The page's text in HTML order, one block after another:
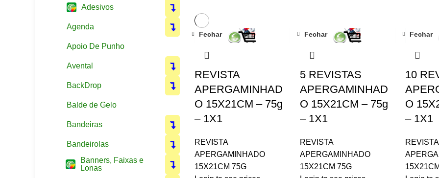
Adesivos
Agenda
Apoio De Punho
Avental
BackDrop
Balde de Gelo
Bandeiras
Bandeirolas
Banners, Faixas e
Lonas
Fechar
REVISTA
APERGAMINHAD
O 15X21CM – 75g
– 1X1
REVISTA
APERGAMINHADO
15X21CM 75G
Fechar
5 REVISTAS
APERGAMINHAD
O 15X21CM – 75g
– 1X1
REVISTA
APERGAMINHADO
15X21CM 75G
Fechar
10
O
– 1X1
REVISTA
Contatos e Endereço
Comercial: (14) 3500 9588
(14) 9 97460571 (WhatsApp)
CNPJ: 20.013.883-0001/81
End: Avenida botucatu, 510 - VER ROTA)